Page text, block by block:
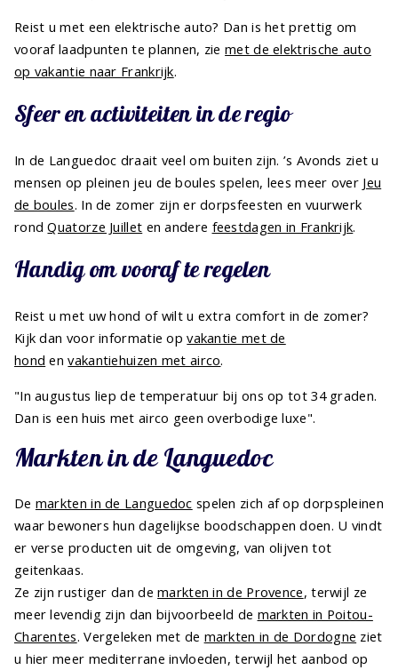
Reist u met een elektrische auto? Dan is het prettig om
vooraf laadpunten te plannen, ziemet de elektrische auto
op vakantie naar Frankrijk.
Sfeer en activiteiten in de regio
In de Languedoc draait veel om buiten zijn. ’s Avonds ziet u
mensen op pleinen jeu de boules spelen, lees meer over Jeu
de boules. In de zomer zijn er dorpsfeesten en vuurwerk
rondQuatorze Juillet en andere feestdagen in Frankrijk.
Handig om vooraf te regelen
Reist u met uw hond of wilt u extra comfort in de zomer?
Kijk dan voor informatie opvakantie met de
hond envakantiehuizen met airco.
"In augustus liep de temperatuur bij ons op tot 34 graden.
Dan is een huis met airco geen overbodige luxe".
Markten in de Languedoc
De markten in de Languedoc spelen zich af op dorpspleinen
waar bewoners hun dagelijkse boodschappen doen. U vindt
er verse producten uit de omgeving, van olijven tot
geitenkaas.
Ze zijn rustiger dan demarkten in de Provence, terwijl ze
meer levendig zijn dan bijvoorbeeld de markten in Poitou-
Charentes. Vergeleken met de markten in de Dordogne ziet
u hier meer mediterrane invloeden, terwijl het aanbod op